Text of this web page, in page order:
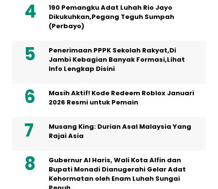
190 Pemangku Adat Luhah Rio Jayo
Dikukuhkan,Pegang Teguh Sumpah
(Perbayo)
Penerimaan PPPK Sekolah Rakyat,Di
Jambi Kebagian Banyak Formasi,Lihat
Info Lengkap Disini
Masih Aktif! Kode Redeem Roblox Januari
2026 Resmi untuk Pemain
Musang King: Durian Asal Malaysia Yang
Rajai Asia
Gubernur Al Haris, Wali Kota Alfin dan
Bupati Monadi Dianugerahi Gelar Adat
Kehormatan oleh Enam Luhah Sungai